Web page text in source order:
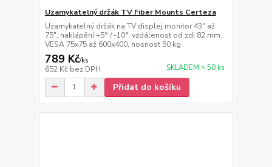
Uzamykatelný držák TV Fiber Mounts Certeza
Uzamykatelný držák na TV displej monitor 43" až
75", naklápění +5° / -10°, vzdálenost od zdi 82 mm,
VESA 75x75 až 600x400, nosnost 50 kg
789 Kč/ks
652 Kč bez DPH SKLADEM > 50 ks
Přidat do košíku